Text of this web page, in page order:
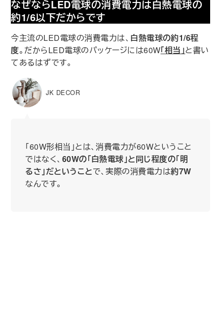
なぜならLED電球の消費電力は白熱電球の
約1/6以下だからです
今主流のLED電球の消費電力は、 白熱電球の約1/6程
度。だからLED電球のパッケージには60W｢相当｣と書い
てあるはずです。
JK DECOR
｢60W形相当｣とは、消費電力が60Wということ
ではなく、 60Wの｢白熱電球｣と同じ程度の｢明
るさ｣だということで、実際の消費電力は約7W
なんです。